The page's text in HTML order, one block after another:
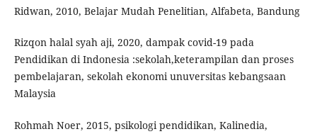
Ridwan, 2010, Belajar Mudah Penelitian, Alfabeta, Bandung
Rizqon halal syah aji, 2020, dampak covid-19 pada
Pendidikan di Indonesia :sekolah,keterampilan dan proses
pembelajaran, sekolah ekonomi unuversitas kebangsaan
Malaysia
Rohmah Noer, 2015, psikologi pendidikan, Kalinedia,